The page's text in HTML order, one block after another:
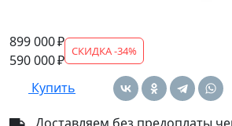
899 000 ₽
590 000 ₽
СКИДКА -34%
Купить